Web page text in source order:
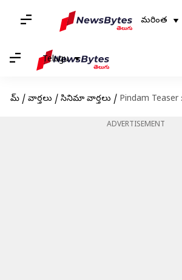
మరింత
Telugu
హోమ్ / వార్తలు / సినిమా వార్తలు / Pindam Teaser : పిండం టీజర్ రిలీజ్..
ADVERTISEMENT